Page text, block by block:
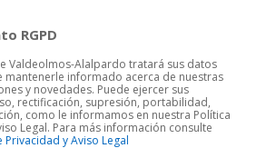
RGPD
Valdeolmos-Alalpardo tratará sus datos
mantenerle informado acerca de nuestras
y novedades. Puede ejercer sus
rectificación, supresión, portabilidad,
como le informamos en nuestra Política
Legal. Para más información consulte
Privacidad y Aviso Legal